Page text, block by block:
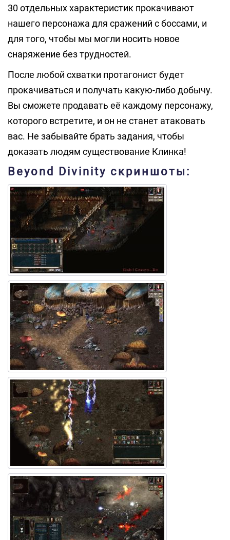
30 отдельных характеристик прокачивают
нашего персонажа для сражений с боссами, и
для того, чтобы мы могли носить новое
снаряжение без трудностей.
После любой схватки протагонист будет
прокачиваться и получать какую-либо добычу.
Вы сможете продавать её каждому персонажу,
которого встретите, и он не станет атаковать
вас. Не забывайте брать задания, чтобы
доказать людям существование Клинка!
Beyond Divinity скриншоты: